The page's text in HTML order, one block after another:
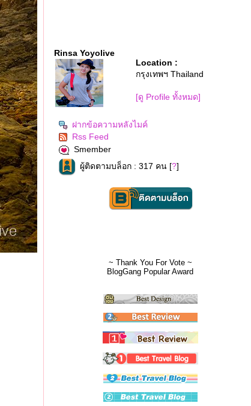
Rinsa Yoyolive
Location :
กรุงเทพฯ Thailand
[ดู Profile ทั้งหมด]
ฝากข้อความหลังไมค์
Rss Feed
Smember
ผู้ติดตามบล็อก : 317 คน [?]
~ Thank You For Vote ~
BlogGang Popular Award